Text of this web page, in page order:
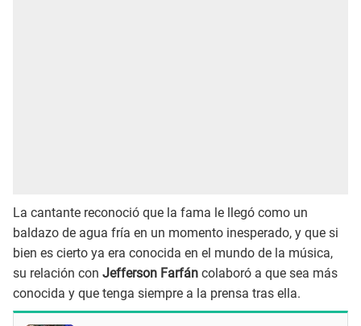
La cantante reconoció que la fama le llegó como un
baldazo de agua fría en un momento inesperado, y que si
bien es cierto ya era conocida en el mundo de la música,
su relación con Jefferson Farfán colaboró a que sea más
conocida y que tenga siempre a la prensa tras ella.